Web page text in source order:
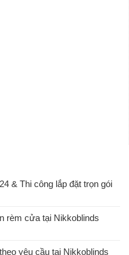
& Thi công lắp đặt trọn gói
rèm cửa tại Nikkoblinds
yêu cầu tại Nikkoblinds